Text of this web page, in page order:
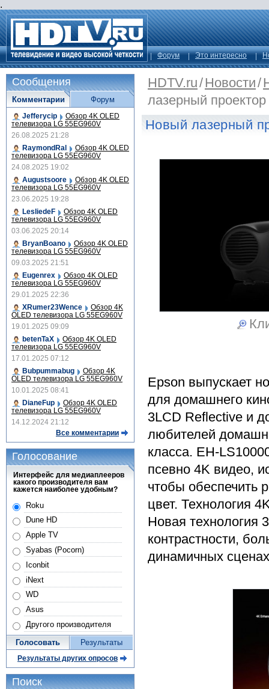
.
Форум Это интересно
HDTV.ru/Новости/
лазерный
Новый лазерный
Epson выпускает
для домашнего
3LCD Reflective и
любителей
класса. EH-
псевно 4K видео,
чтобы обеспечить
цвет. Технология
Новая технология
контрастности,
динамичных
Сообщения
Комментарии
Jefferycip Обзор 4K OLED
телевизора LG 55EG960V
26.08.2025 21:28
RaymondRal
Обзор 4K OLED
телевизора LG 55EG960V
24.08.2025 19:02
Augustsoore
Обзор 4K OLED
телевизора LG 55EG960V
23.06.2025 19:28
LesliedeF
Обзор 4K OLED
телевизора LG 55EG960V
03.06.2025 20:14
BryanBoano
Обзор 4K OLED
телевизора LG 55EG960V
09.03.2025 21:51
Eugenrex
Обзор 4K OLED
телевизора LG 55EG960V
29.01.2025 22:36
XRumer23Wence
Обзор 4K
OLED телевизора LG 55EG960V
19.01.2025 09:09
betenTaX
Обзор 4K OLED
телевизора LG 55EG960V
17.01.2025 07:12
Bubpummabug
Обзор 4K
OLED телевизора LG 55EG960V
10.01.2025 08:41
DianeFup
Обзор 4K OLED
телевизора LG 55EG960V
14.12.2024 21:12
Все комментарии
Форум
Голосование
Интерфейс для медиаплееров
какого производителя вам
кажется наиболее удобным?
Roku
Dune HD
Apple TV
Syabas (Pocorn)
Iconbit
iNext
WD
Asus
Другого производителя
Голосовать Результаты
Результаты других опросов
Поиск